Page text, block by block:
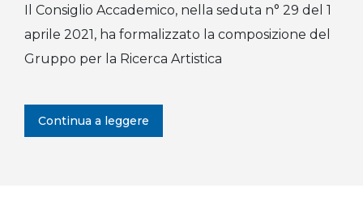
Il Consiglio Accademico, nella seduta n° 29 del 1
aprile 2021, ha formalizzato la composizione del
Gruppo per la Ricerca Artistica
Continua a leggere